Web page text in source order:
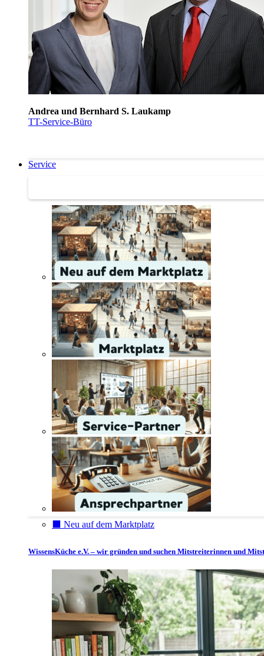
Andrea und Bernhard S. Laukamp
TT-Service-Büro
Service
⬛️ Neu auf dem Marktplatz
WissensKüche e.V. – wir gründen und suchen Mitstreiterinnen und